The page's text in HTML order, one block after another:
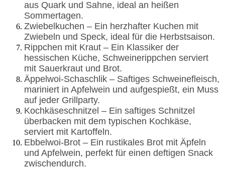
aus Quark und Sahne, ideal an heißen
Sommertagen.
Zwiebelkuchen – Ein herzhafter Kuchen mit
Zwiebeln und Speck, ideal für die Herbstsaison.
Rippchen mit Kraut – Ein Klassiker der
hessischen Küche, Schweinerippchen serviert
mit Sauerkraut und Brot.
Äppelwoi-Schaschlik – Saftiges Schweinefleisch,
mariniert in Apfelwein und aufgespießt, ein Muss
auf jeder Grillparty.
Kochkäseschnitzel – Ein saftiges Schnitzel
überbacken mit dem typischen Kochkäse,
serviert mit Kartoffeln.
Ebbelwoi-Brot – Ein rustikales Brot mit Äpfeln
und Apfelwein, perfekt für einen deftigen Snack
zwischendurch.